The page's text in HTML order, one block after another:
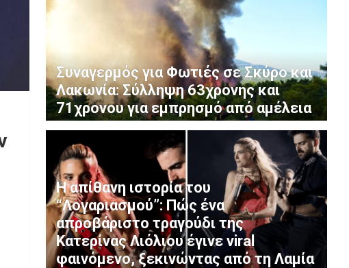
Συναγερμός για Φωτιές σε Σκύρο και
Λακωνία: Σύλληψη 63χρονης και
71χρονου για εμπρησμό από αμέλεια
Η απίθανη ιστορία του
“Λογαριασμού”: Πώς ένα
απροβάριστο τραγούδι της
Κατερίνας Λιόλιου έγινε viral
φαινόμενο, ξεκινώντας από τη Λαμία